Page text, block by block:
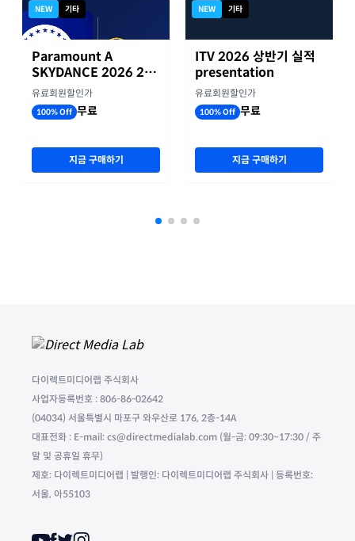
NEW 기타
Paramount A
SKYDANCE 2026 2분
기 실적
유료회원할인가
100% Off 무료
지금 구매하기
NEW 기타
ITV 2026 상반기 실적
presentation
유료회원할인가
100% Off 무료
지금 구매하기
다이렉트미디어랩 주식회사
사업자등록번호 : 806-86-02642
(04034) 서울특별시 마포구 와우산로 176, 2층-14A
대표전화 : E-mail: cs@directmedialab.com (월-금: 09:30~17:30 / 주
말 및 공휴일 휴무)
제호: 다이렉트미디어랩 | 발행인: 다이렉트미디어랩 주식회사 | 등록번호:
서울, 아55103